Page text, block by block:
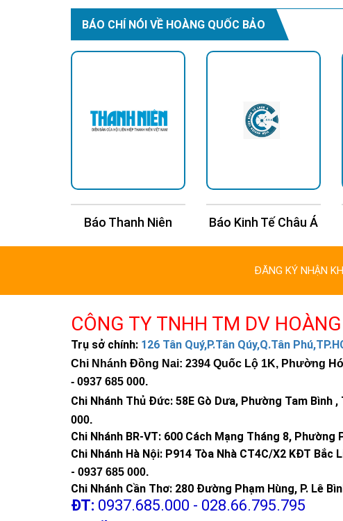
BÁO CHÍ NÓI VỀ HOÀNG QUỐC BẢO
Báo Thanh Niên Báo Kinh Tế Châu Á
ĐĂNG KÝ NHẬN
CÔNG TY TNHH TM DV
Trụ sở chính: 126 Tân Quý,P.Tân Qúy,Q.Tân
Chi Nhánh Đồng Nai: 2394 Quốc Lộ 1K, Phường
- 0937 685 000.
Chi Nhánh Thủ Đức: 58E Gò Dưa, Phường Tam Bình
000.
Chi Nhánh BR-VT: 600 Cách Mạng Tháng 8, Phường
Chi Nhánh Hà Nội: P914 Tòa Nhà CT4C/X2 KĐT Bắc
- 0937 685 000.
Chi Nhánh Cần Thơ: 280 Đường Phạm Hùng, P. Lê
ĐT: 0937.685.000 - 028.66.795.795